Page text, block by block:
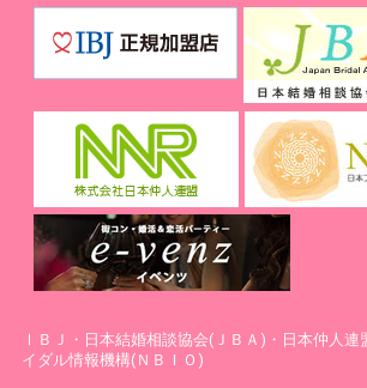
ⅠＢＪ・日本結婚相談協会(ＪＢＡ)・日本仲人連
イダル情報機構(ＮＢＩＯ)